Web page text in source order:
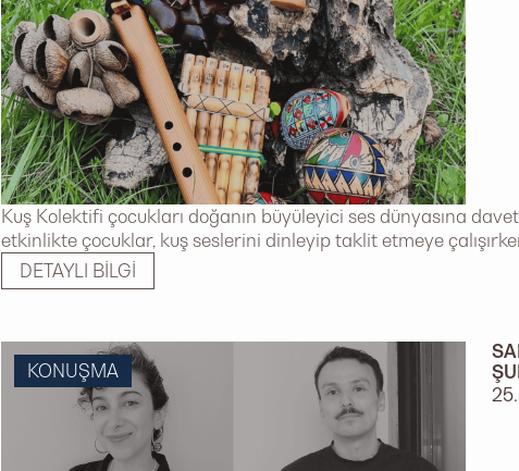
Kuş Kolektifi çocukları doğanın büyüleyici ses dünyasına
etkinlikte çocuklar, kuş seslerini dinleyip taklit etmeye
DETAYLI BILGI
KONUŞMA